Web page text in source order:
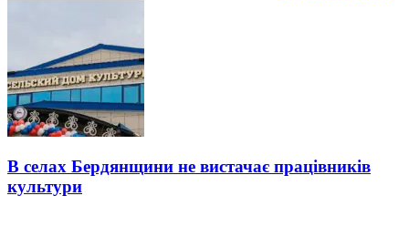
В селах Бердянщини не вистачає працівників
культури